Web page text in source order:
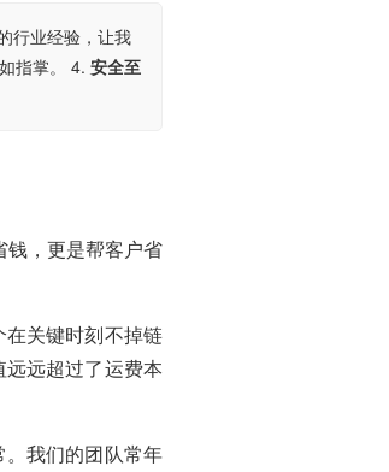
行业经验，让我
指掌。 4. 安全至
钱，更是帮客户省
关键时刻不掉链
远超过了运费本
我们的团队常年